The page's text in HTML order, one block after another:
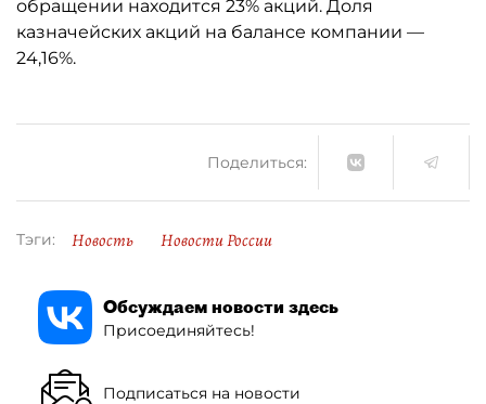
обращении находится 23% акций. Доля
казначейских акций на балансе компании —
24,16%.
Поделиться:
Тэги: Новость Новости России
Обсуждаем новости здесь
Присоединяйтесь!
Подписаться на новости